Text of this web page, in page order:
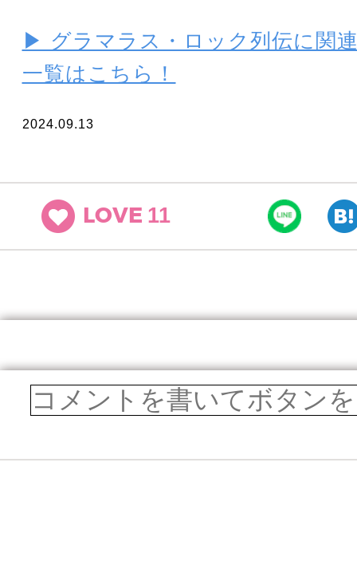
▶ グラマラス・ロック列伝に関
一覧はこちら！
2024.09.13
LOVE 11